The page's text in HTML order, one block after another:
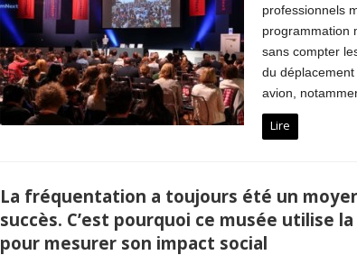
professionnels
programmation
sans compter
du
avion,
Lire
La fréquentation a toujours été un
succès. C’est pourquoi ce musée utilise
pour mesurer son impact social